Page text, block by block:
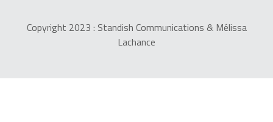
Copyright 2023 : Standish Communications & Mélissa
Lachance